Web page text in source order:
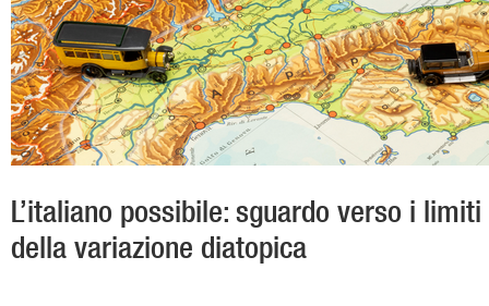
L’italiano possibile: sguardo verso i limiti
della variazione diatopica